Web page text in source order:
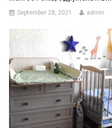
September 28, 2021 admin